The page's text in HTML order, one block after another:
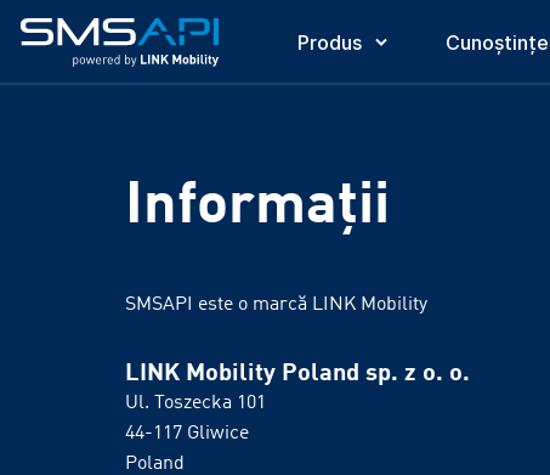
Produs Cunoștințe
Informații
SMSAPI este o marcă LINK Mobility
LINK Mobility Poland sp. z o. o.
Ul. Toszecka 101
44-117 Gliwice
Poland